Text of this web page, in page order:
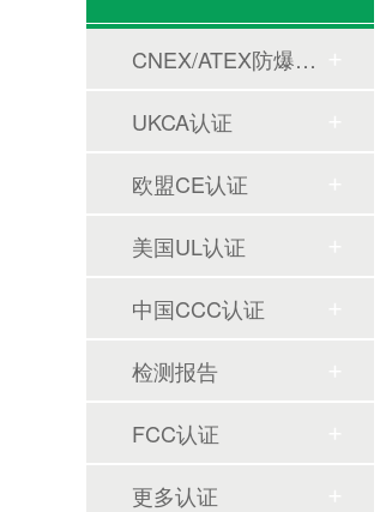
CNEX/ATEX防爆合格证
UKCA认证
欧盟CE认证
美国UL认证
中国CCC认证
检测报告
FCC认证
更多认证